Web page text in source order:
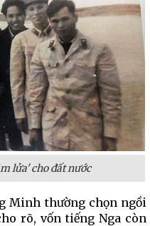
lửa' cho đất nước
Minh thường chọn ngồi
rõ, vốn tiếng Nga còn